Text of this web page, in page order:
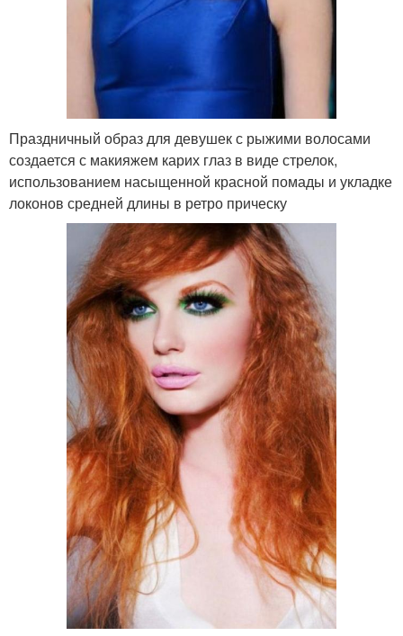
Праздничный образ для девушек с рыжими волосами
создается с макияжем карих глаз в виде стрелок,
использованием насыщенной красной помады и укладке
локонов средней длины в ретро прическу